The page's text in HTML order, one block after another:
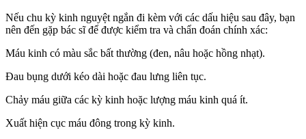
Nếu chu kỳ kinh nguyệt ngắn đi kèm với các dấu hiệu sau đây, bạn
nên đến gặp bác sĩ để được kiểm tra và chẩn đoán chính xác:
Máu kinh có màu sắc bất thường (đen, nâu hoặc hồng nhạt).
Đau bụng dưới kéo dài hoặc đau lưng liên tục.
Chảy máu giữa các kỳ kinh hoặc lượng máu kinh quá ít.
Xuất hiện cục máu đông trong kỳ kinh.